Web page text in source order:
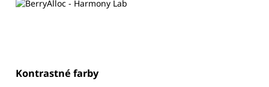
Kontrastné farby